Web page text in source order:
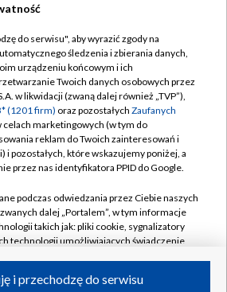
[WIDEO]
do lat 20, Oregon: oglądaj 2. dzień
GKS zachowuje optymizm. "Nie
bez szans"
TVP
Abonament TVP
Biuro Reklamy
Regulamin TVP
Moje zgody
do serwisu", aby wyrazić zgody na
śledzenia i zbierania danych,
urządzeniu końcowym i ich
Twoich danych osobowych przez
w likwidacji (zwaną dalej również „TVP”),
(1201 firm) oraz pozostałych Zaufanych
celach marketingowych (w tym do
reklam do Twoich zainteresowań i
i pozostałych, które wskazujemy poniżej, a
przez nas identyfikatora PPID do Google.
podczas odwiedzania przez Ciebie naszych
zwanych dalej „Portalem”, w tym informacje
takich jak: pliki cookie, sygnalizatory
technologii umożliwiających świadczenie
i przechodzę do serwisu